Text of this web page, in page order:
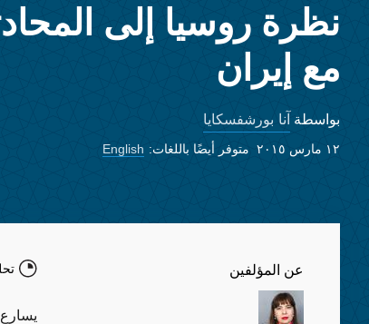
نظرة روسيا إلى
مع إيران
بواسطة آنا بورشفسكايا
١٢ مارس ٢٠١٥ متوفر أيضًا باللغات: English
عن المؤلفين